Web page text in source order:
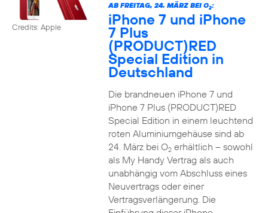
Credits: Apple
AB FREITAG, 24. MÄRZ BEI O2:
iPhone 7 und iPhone
7 Plus
(PRODUCT)RED
Special Edition in
Deutschland
Die brandneuen iPhone 7 und
iPhone 7 Plus (PRODUCT)RED
Special Edition in einem leuchtend
roten Aluminiumgehäuse sind ab
24. März bei O2erhältlich – sowohl
als My Handy Vertrag als auch
unabhängig vom Abschluss eines
Neuvertrags oder einer
Vertragsverlängerung. Die